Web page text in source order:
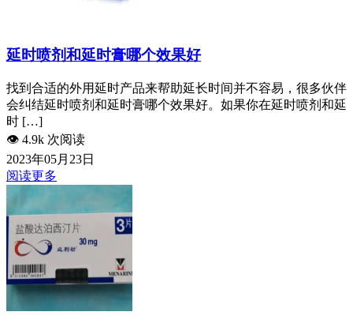
延时喷剂和延时膏哪个效果好
找到合适的外用延时产品来帮助延长时间并不容易，很多伙伴
会纠结延时喷剂和延时膏哪个效果好。如果你在延时喷剂和延
时 […]
👁️ 4.9k 次阅读
2023年05月23日
阅读更多